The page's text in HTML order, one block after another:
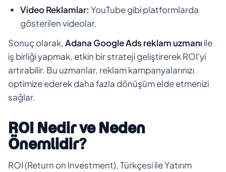
Video Reklamlar: YouTube gibi platformlarda
gösterilen videolar.
Sonuç olarak, Adana Google Ads reklam uzmanıile
iş birliği yapmak, etkin bir strateji geliştirerek ROI'yi
artırabilir. Bu uzmanlar, reklam kampanyalarınızı
optimize ederek daha fazla dönüşüm elde etmenizi
sağlar.
ROI Nedir ve Neden
Önemlidir?
ROI (Return on Investment), Türkçesi ile Yatırım